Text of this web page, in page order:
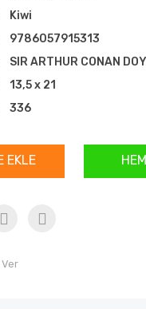
Kiwi
9786057915313
SIR ARTHUR CONAN
13,5 x 21
336
EKLE
Ver